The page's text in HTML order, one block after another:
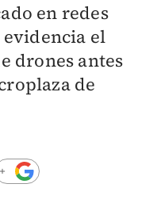
en redes
evidencia el
drones antes
de